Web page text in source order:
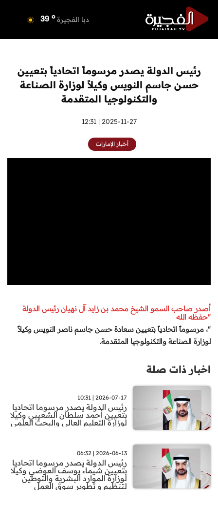
دبا الفجيرة 39 o
أم القيوين 40 o
راس الخيمة o
رئيس الدولة يصدر مرسوماً اتحادياً بتعيين
حسـن جاسم النويس وكيلاً لوزارة الصناعة
والتكنولوجيا المتقدمة
2025-11-27 | 12:31
أخبار الإمارات
أصدر صاحب السمو الشيخ محمد بن زايد آل نهيان رئيس الدولة
"حفظه الله
"، مرسوماً اتحادياً بتعيين سعادة حسن جاسم ناصر النويس وكيلاً
لوزارة الصناعة والتكنولوجيا المتقدمة.
اخبار ذات صلة
2026-07-17 | 10:31
رئيس الدولة يصدر مرسوما اتحاديا
بتعيين أحمد سلطان الشعيبي وكيلا
لوزارة التعليم العالي والبحث العلمي
2026-06-13 | 06:32
رئيس الدولة يصدر مرسوما اتحاديا
بتعيين شيماء يوسف العوضي وكيلا
لوزارة الموارد البشرية والتوطين
لتنظيم و تطوير سوق العمل